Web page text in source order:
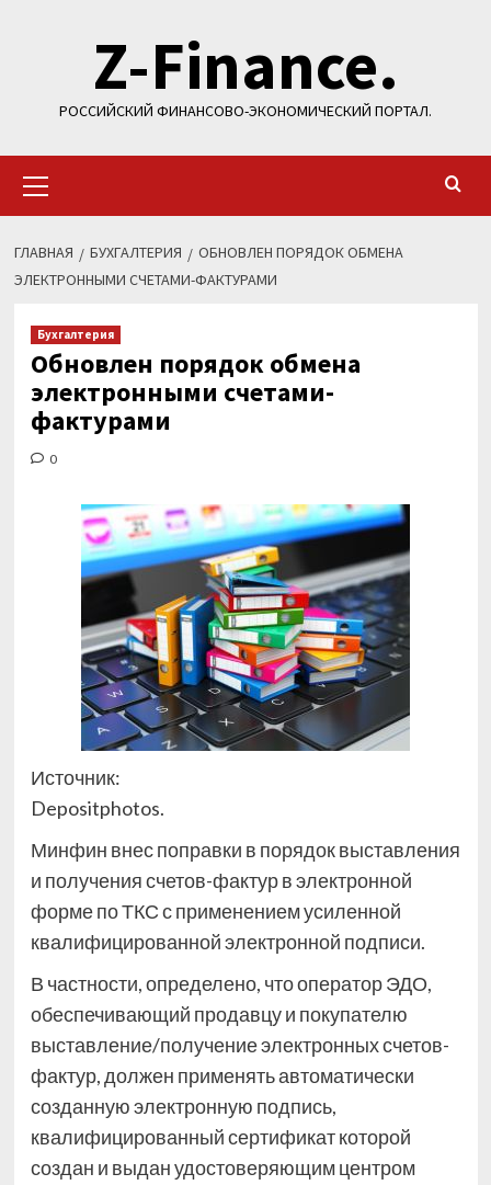
содержимомуZ-Finance.
РОССИЙСКИЙ ФИНАНСОВО-ЭКОНОМИЧЕСКИЙ ПОРТАЛ.
меню
ГЛАВНАЯ БУХГАЛТЕРИЯ
ОБНОВЛЕН ПОРЯДОК ОБМЕНА
ЭЛЕКТРОННЫМИ СЧЕТАМИ-ФАКТУРАМИ
Бухгалтерия
Обновлен порядок обмена
электронными счетами-
фактурами
0
Источник:
Depositphotos.
Минфин внес поправки в порядок выставления
и получения счетов-фактур в электронной
форме по ТКС с применением усиленной
квалифицированной электронной подписи.
В частности, определено, что оператор ЭДО,
обеспечивающий продавцу и покупателю
выставление/получение электронных счетов-
фактур, должен применять автоматически
созданную электронную подпись,
квалифицированный сертификат которой
создан и выдан удостоверяющим центром